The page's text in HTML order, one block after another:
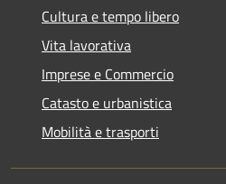
Cultura e tempo libero
Vita lavorativa
Imprese e Commercio
Catasto e urbanistica
Mobilità e trasporti